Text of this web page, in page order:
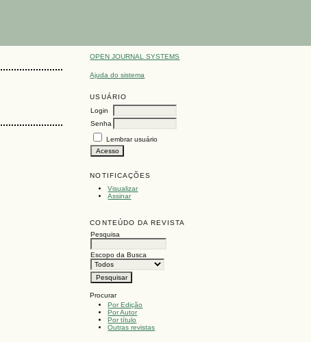
OPEN JOURNAL SYSTEMS
Ajuda do sistema
USUÁRIO
Login
Senha
Lembrar usuário
NOTIFICAÇÕES
Visualizar
Assinar
CONTEÚDO DA REVISTA
Pesquisa
Escopo da Busca
Procurar
Por Edição
Por Autor
Por título
Outras revistas